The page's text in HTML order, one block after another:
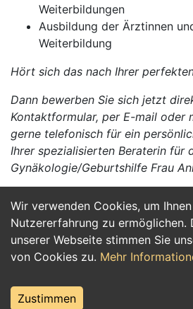
Wir verwenden Cookies, um
Nutzererfahrung zu ermöglichen.
unserer Webseite stimmen Sie
von Cookies zu. Mehr
Zustimmen
Weiterbildungen
Ausbildung der Ärztinnen
Weiterbildung
Hört sich das nach Ihrer
Dann bewerben Sie sich jetzt
Kontaktformular, per E-mail oder
gerne telefonisch für ein
Ihrer spezialisierten Beraterin für
Gynäkologie/Geburtshilfe Frau
Jetzt